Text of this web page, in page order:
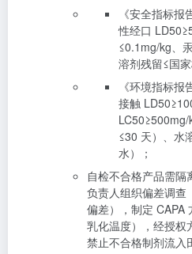
《安全指标
性经口
≤0.1mg/kg、
溶剂残留≤国
《环境指标
接触
≤30 天）、水
水）；
自检不合格产品需
负责人组织偏差调查
偏差），制定 CAPA
乳化温度），经授权
禁止不合格制剂流入